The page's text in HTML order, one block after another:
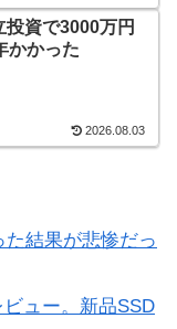
投資で3000万円
かかった
2026.08.03
た結果が悲惨だっ
ュー。新品SSD